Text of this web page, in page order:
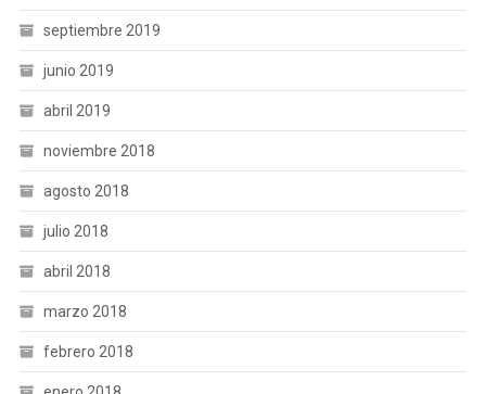
septiembre 2019
junio 2019
abril 2019
noviembre 2018
agosto 2018
julio 2018
abril 2018
marzo 2018
febrero 2018